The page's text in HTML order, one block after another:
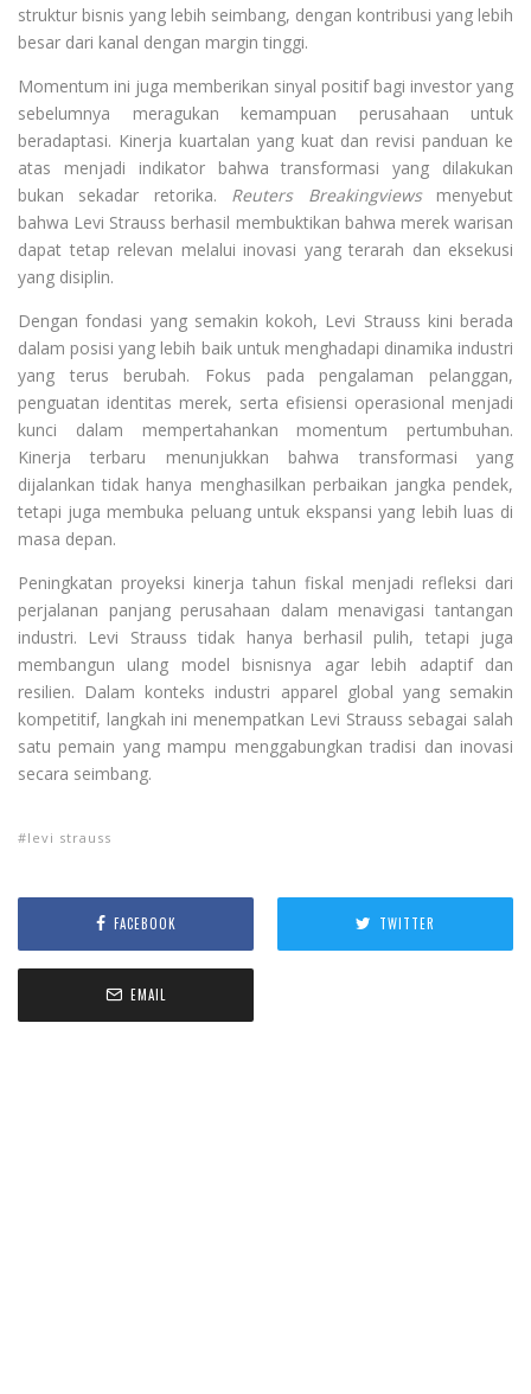
struktur bisnis yang lebih seimbang, dengan kontribusi yang lebih
besar dari kanal dengan margin tinggi.
Momentum ini juga memberikan sinyal positif bagi investor yang
sebelumnya meragukan kemampuan perusahaan untuk
beradaptasi. Kinerja kuartalan yang kuat dan revisi panduan ke
atas menjadi indikator bahwa transformasi yang dilakukan
bukan sekadar retorika. Reuters Breakingviewsmenyebut
bahwa Levi Strauss berhasil membuktikan bahwa merek warisan
dapat tetap relevan melalui inovasi yang terarah dan eksekusi
yang disiplin.
Dengan fondasi yang semakin kokoh, Levi Strauss kini berada
dalam posisi yang lebih baik untuk menghadapi dinamika industri
yang terus berubah. Fokus pada pengalaman pelanggan,
penguatan identitas merek, serta efisiensi operasional menjadi
kunci dalam mempertahankan momentum pertumbuhan.
Kinerja terbaru menunjukkan bahwa transformasi yang
dijalankan tidak hanya menghasilkan perbaikan jangka pendek,
tetapi juga membuka peluang untuk ekspansi yang lebih luas di
masa depan.
Peningkatan proyeksi kinerja tahun fiskal menjadi refleksi dari
perjalanan panjang perusahaan dalam menavigasi tantangan
industri. Levi Strauss tidak hanya berhasil pulih, tetapi juga
membangun ulang model bisnisnya agar lebih adaptif dan
resilien. Dalam konteks industri apparel global yang semakin
kompetitif, langkah ini menempatkan Levi Strauss sebagai salah
satu pemain yang mampu menggabungkan tradisi dan inovasi
secara seimbang.
levi strauss
FACEBOOK TWITTER
EMAIL